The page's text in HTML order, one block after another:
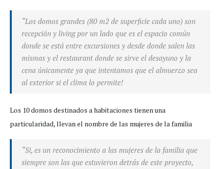
“Los domos grandes (80 m2 de superficie cada uno) son
recepción y living por un lado que es el espacio común
donde se está entre excursiones y desde donde salen las
mismas y el restaurant donde se sirve el desayuno y la
cena únicamente ya que intentamos que el almuerzo sea
al exterior si el clima lo permite!
Los 10 domos destinados a habitaciones tienen una
particularidad, llevan el nombre de las mujeres de la familia
“Si, es un reconocimiento a las mujeres de la familia que
siempre son las que estuvieron detrás de este proyecto,